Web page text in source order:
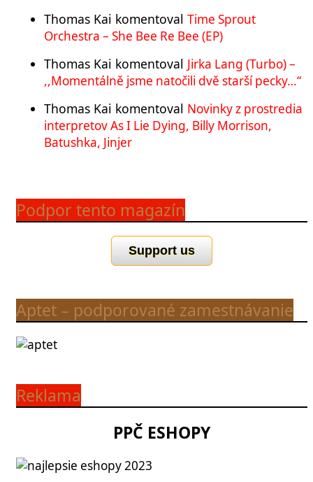
Thomas Kai komentoval Time Sprout
Orchestra – She Bee Re Bee (EP)
Thomas Kai komentoval Jirka Lang (Turbo) –
,,Momentálně jsme natočili dvě starší pecky…“
Thomas Kai komentoval Novinky z prostredia
interpretov As I Lie Dying, Billy Morrison,
Batushka, Jinjer
Podpor tento magazín
Support us
Aptet – podporované zamestnávanie
Reklama
PPČ ESHOPY